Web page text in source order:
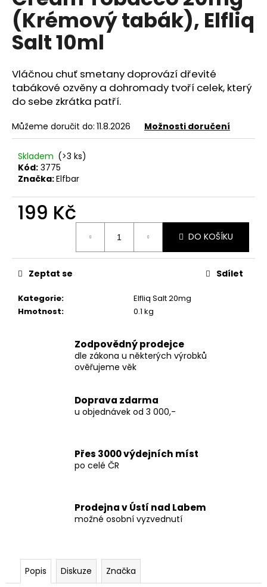
0,0
z
5
hvězdiček.
(Krémový tabák), Elfliq
Salt 10ml
Vláčnou chuť smetany doprovází dřevité
tabákové ozvěny a dohromady tvoří celek, který
do sebe zkrátka patří.
Můžeme doručit do: 11.8.2026 Možnosti doručení
Skladem (>3 ks)
Kód: 3775
Značka:Elfbar
199 Kč
DO KOŠÍKU
Kategorie:
Elfliq Salt 20mg
Hmotnost: 0.1 kg
Zeptat se Sdílet
Zodpovědný prodejce
dle zákona u některých výrobků
ověřujeme věk
Doprava zdarma
u objednávek od 3 000,-
Přes 3000 výdejních míst
po celé ČR
Prodejna v Ústí nad Labem
možné osobní vyzvednutí
Popis Diskuze Značka
a
j
í
?
HLEDAT
o
u
č
u
e